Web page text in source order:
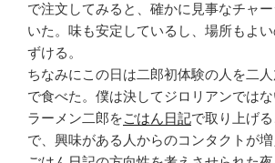
で注文してみると、確かに見事なチャ
いた。味も安定しているし、場所もよ
ずける。
ちなみにこの日は二郎初体験の人を二
で食べた。僕は決してジロリアンでは
ラーメン二郎をごはん日記で取り上げ
で、興味がある人からのコンタクトが増